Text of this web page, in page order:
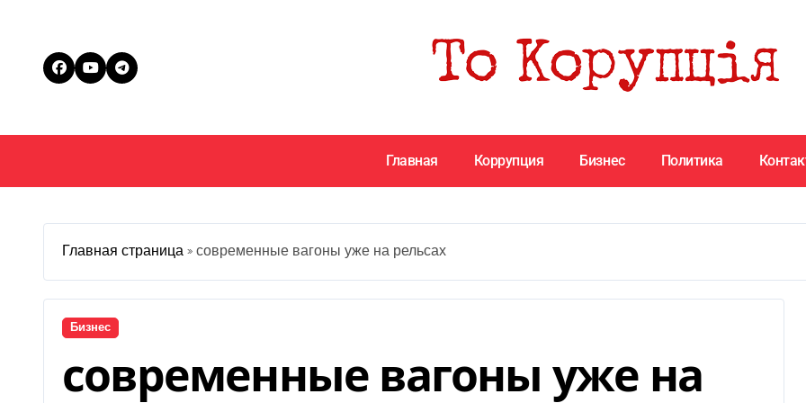
Главная Коррупция Бизнес Политика
Главная страница » современные вагоны уже на рельсах
Бизнес
современные вагоны уже на